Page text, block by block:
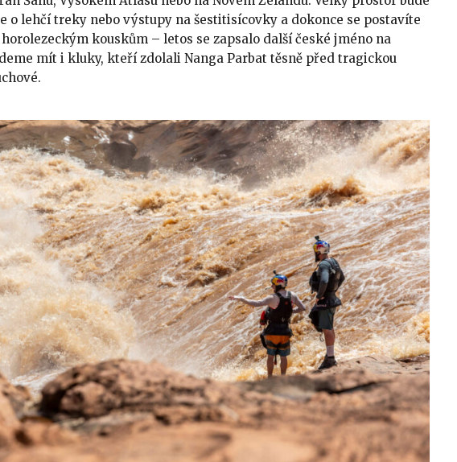
o lehčí treky nebo výstupy na šestitisícovky a dokonce se postavíte
kouskům – letos se zapsalo další české jméno na
mít i kluky, kteří zdolali Nanga Parbat těsně před tragickou